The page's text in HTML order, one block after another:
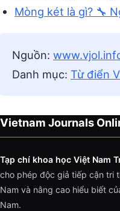
Mòng két là gì? 🔧
Nguồn:
Danh mục: Từ điển
Vietnam Journals
Tạp chí khoa học Việt Nam
cho phép độc giả tiếp cận tri
Nam và nâng cao hiểu biết
Nam.